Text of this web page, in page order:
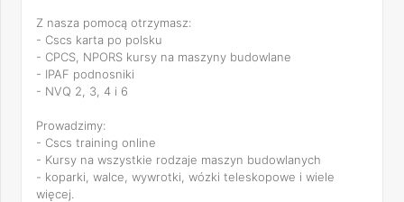
Z nasza pomocą otrzymasz:
- Cscs karta po polsku
- CPCS, NPORS kursy na maszyny budowlane
- IPAF podnosniki
- NVQ 2, 3, 4 i 6
Prowadzimy:
- Cscs training online
- Kursy na wszystkie rodzaje maszyn budowlanych
- koparki, walce, wywrotki, wózki teleskopowe i wiele
więcej.